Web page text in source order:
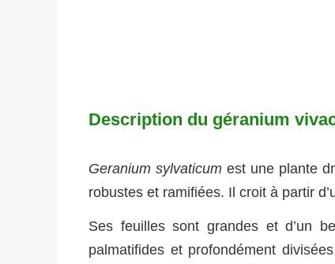
Description du géranium
Geranium sylvaticumest une plante
robustes et ramifiées. Il croit à partir
Ses feuilles sont grandes et d’un
palmatifides et profondément